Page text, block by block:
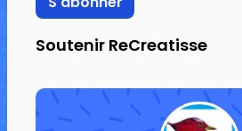
Soutenir ReCreatisse